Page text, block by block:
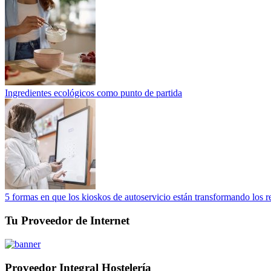
Ingredientes ecológicos como punto de partida
5 formas en que los kioskos de autoservicio están transformando los
Tu Proveedor de Internet
Proveedor Integral Hostelería